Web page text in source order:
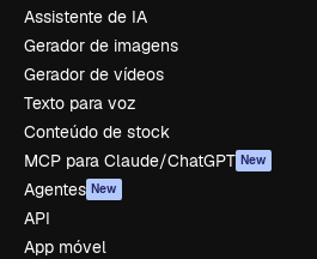
Assistente de IA
Gerador de imagens
Gerador de vídeos
Texto para voz
Conteúdo de stock
MCP para Claude/ChatGPT New
Agentes New
API
App móvel